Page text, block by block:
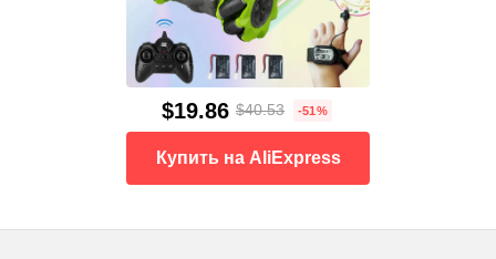
$19.86 $40.53 -51%
Купить на AliExpress